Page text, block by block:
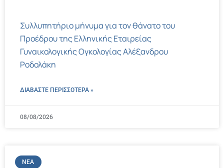
Συλλυπητήριο μήνυμα για τον θάνατο του
Προέδρου της Ελληνικής Εταιρείας
Γυναικολογικής Ογκολογίας Αλέξανδρου
Ροδολάκη
ΔΙΑΒΑΣΤΕ ΠΕΡΙΣΣΌΤΕΡΑ »
08/08/2026
ΝΈΑ